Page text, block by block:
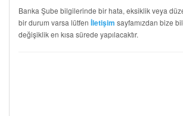
Banka Şube bilgilerinde bir hata, eksiklik veya
bir durum varsa lütfen İletişim sayfamızdan bize
değişiklik en kısa sürede yapılacaktır.